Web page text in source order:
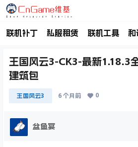
联机补丁 私服租赁 联机工具 和
王国风云3-CK3-最新1.18.3
建筑包
王国风云3 6 个月前 0
盆鱼宴